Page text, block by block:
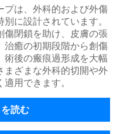
プは、外科的および外傷
に設計されています。
傷閉鎖を助け、皮膚の張
治癒の初期段階から創傷
後の瘢痕過形成を大幅
まざまな外科的切開や外
用できます。
読む